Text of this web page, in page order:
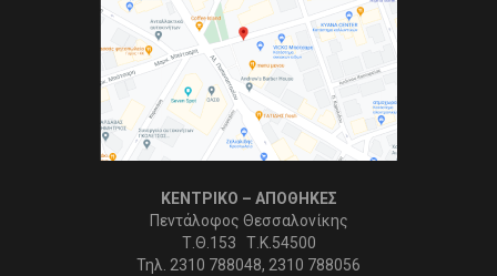
ΚΕΝΤΡΙΚΟ – ΑΠΟΘΗΚΕΣ
Πεντάλοφος Θεσσαλονίκης
Τ.Θ.153 Τ.Κ.54500
Τηλ. 2310 788048, 2310 788056